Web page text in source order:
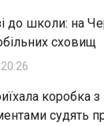
до школи: на
сховищ
коробка з
судять